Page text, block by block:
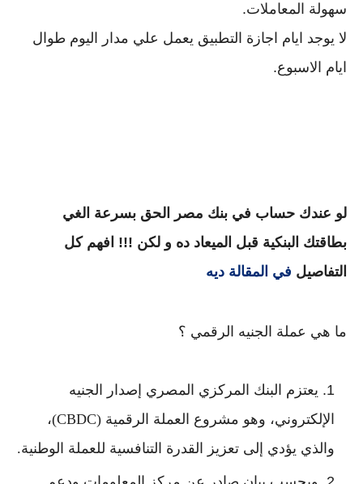
سهولة المعاملات.
لا يوجد ايام اجازة التطبيق يعمل علي مدار اليوم طوال
ايام الاسبوع.
لو عندك حساب في بنك مصر الحق بسرعة الغي
بطاقتك البنكية قبل الميعاد ده و لكن !!! افهم كل
التفاصيل في المقالة ديه
ما هي عملة الجنيه الرقمي ؟
يعتزم البنك المركزي المصري إصدار الجنيه
الإلكتروني، وهو مشروع العملة الرقمية (CBDC)،
والذي يؤدي إلى تعزيز القدرة التنافسية للعملة الوطنية.